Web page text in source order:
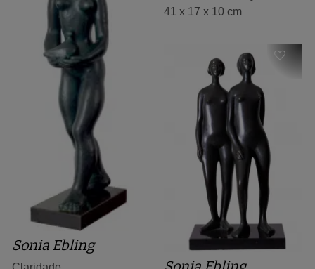
41 x 17 x 10 cm
Sonia Ebling